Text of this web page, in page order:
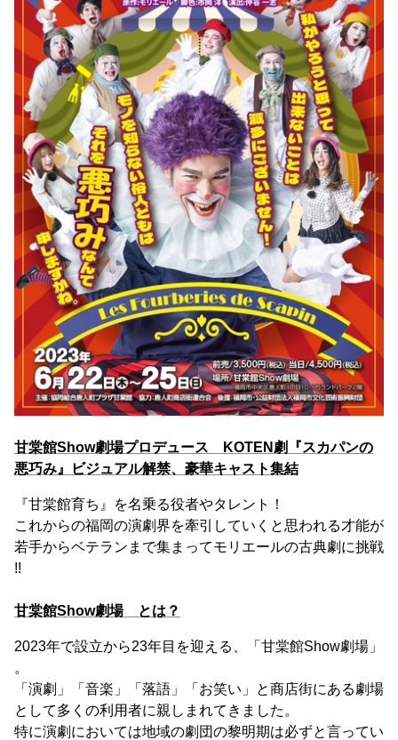
甘棠館Show劇場プロデュース KOTEN劇『スカパンの
悪巧み』ビジュアル解禁、豪華キャスト集結
『甘棠館育ち』を名乗る役者やタレント！
これからの福岡の演劇界を牽引していくと思われる才能が
若手からベテランまで集まってモリエールの古典劇に挑戦
!!
甘棠館Show劇場 とは？
2023年で設立から23年目を迎える、「甘棠館Show劇場」
。
「演劇」「音楽」「落語」「お笑い」と商店街にある劇場
として多くの利用者に親しまれてきました。
特に演劇においては地域の劇団の黎明期は必ずと言ってい